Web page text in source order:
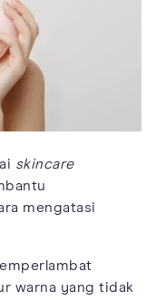
skincare
mengatasi
warna yang tidak